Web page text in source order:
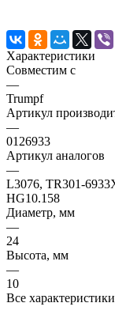
Характеристики
Совместим с
—
Trumpf
Артикул
—
0126933
Артикул аналогов
—
L3076, TR301-
HG10.158
Диаметр, мм
—
24
Высота, мм
—
10
Все характеристики